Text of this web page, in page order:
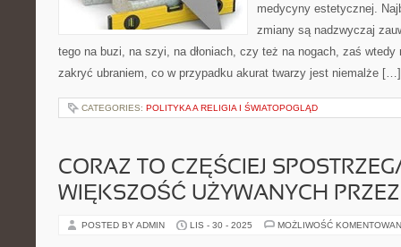
medycyny estetycznej.
zmiany są nadzwyczaj
tego na buzi, na szyi, na dłoniach, czy też na nogach, zaś wtedy
zakryć ubraniem, co w przypadku akurat twarzy jest niemalże […]
CATEGORIES: POLITYKA A RELIGIA I ŚWIATOPOGLĄD
CORAZ TO CZĘŚCIEJ
WIĘKSZOŚĆ UŻYWANYCH
POSTED BY ADMIN LIS - 30 - 2025 MOŻLIWOŚĆ